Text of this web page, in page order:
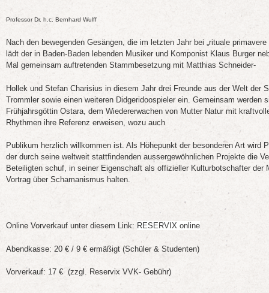
Professor Dr. h.c. Bernhard Wulff
Nach den bewegenden Gesängen, die im letzten Jahr bei „rituale
lädt der in Baden-Baden lebenden Musiker und Komponist Klaus Burger
Mal gemeinsam auftretenden Stammbesetzung mit Matthias Schneider-
Hollek und Stefan Charisius in diesem Jahr drei Freunde aus der Welt der
Trommler sowie einen weiteren Didgeridoospieler ein. Gemeinsam werden
Frühjahrsgöttin Ostara, dem Wiedererwachen von Mutter Natur mit
Rhythmen ihre Referenz erweisen, wozu auch
Publikum herzlich willkommen ist. Als Höhepunkt der besonderen Art wird
der durch seine weltweit stattfindenden aussergewöhnlichen Projekte die
Beteiligten schuf, in seiner Eigenschaft als offizieller Kulturbotschafter der
Vortrag über Schamanismus halten.
Online Vorverkauf unter diesem Link: RESERVIX online
Abendkasse: 20 € / 9 € ermäßigt (Schüler & Studenten)
Vorverkauf: 17 € (zzgl. Reservix VVK- Gebühr)